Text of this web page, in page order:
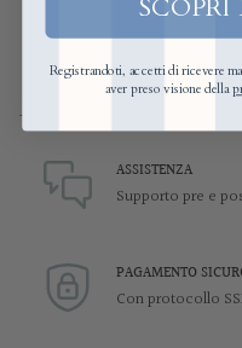
ASSISTENZA
Supporto pre e
PAGAMENTO
Con protocollo
SCOPRI
Registrandoti, accetti di ricevere
aver preso visione della